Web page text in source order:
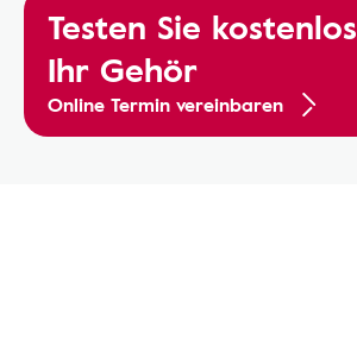
Testen Sie kostenlos
Ihr Gehör
Online Termin vereinbaren